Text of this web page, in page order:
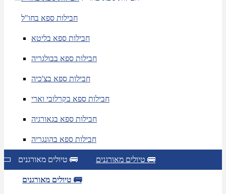
חבילות ספא בחו"ל
חבילות ספא בליטא
חבילות ספא בבולגריה
חבילות ספא בצ'כיה
חבילות ספא בקרלובי וארי
חבילות ספא בגאורגיה
חבילות ספא בהונגריה
טיולים מאורגנים 🚌 טיולים מאורגנים 🚌
טיולים מאורגנים 🚌